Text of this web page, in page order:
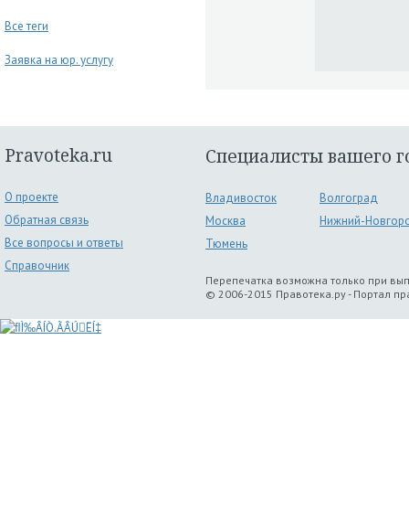
Все теги
Заявка на юр. услугу
Pravoteka.ru
О проекте
Обратная связь
Все вопросы и ответы
Справочник
Специалисты вашего
Владивосток
Волгоград
Москва
Нижний-
Тюмень
Перепечатка возможна только при
© 2006-2015 Правотека.ру - Портал